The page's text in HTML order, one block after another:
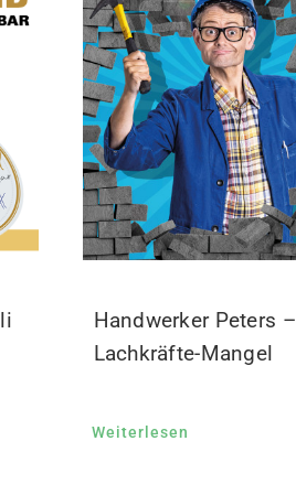
Handwerker Peters –
Lachkräfte-Mangel
Weiterlesen